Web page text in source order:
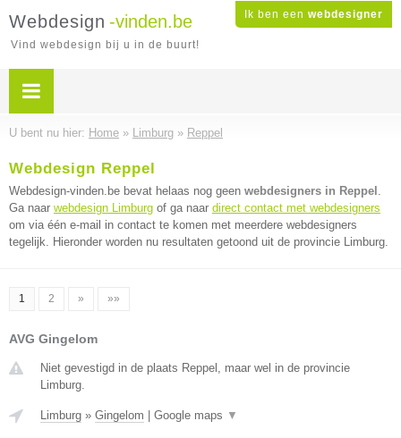
Ik ben een webdesigner
Webdesign -vinden.be
Vind webdesign bij u in de buurt!
U bent nu hier: Home » Limburg » Reppel
Webdesign Reppel
Webdesign-vinden.be bevat helaas nog geen webdesigners in Reppel .
Ga naar webdesign Limburg of ga naar direct contact met webdesigners
om via één e-mail in contact te komen met meerdere webdesigners
tegelijk. Hieronder worden nu resultaten getoond uit de provincie Limburg.
1 2 » »»
AVG Gingelom
Niet gevestigd in de plaats Reppel, maar wel in de provincie
Limburg.
Limburg » Gingelom Google maps ▼